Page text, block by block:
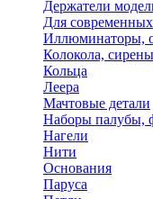
Держатели
Для современных
Иллюминаторы,
Колокола, сирены
Кольца
Леера
Мачтовые детали
Наборы палубы,
Нагели
Нити
Основания
Паруса